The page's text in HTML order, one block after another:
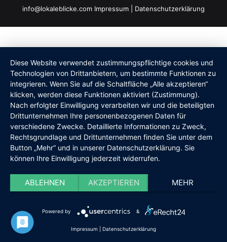
info@lokaleblicke.com Impressum Datenschutzerklärung
Diese Website verwendet zustimmungspflichtige cookies und
Technologien von Drittanbietern, um bestimmte Funktionen zu
integrieren. Wenn Sie auf die Schaltfläche „Alle akzeptieren“
klicken, werden diese Funktionen aktiviert (Zustimmung).
Nach erfolgter Einwilligung verarbeiten wir und die beteiligten
Drittunternehmen Ihre personenbezogenen Daten für
verschiedene Zwecke. Detaillierte Informationen zu Zweck,
Rechtsgrundlage und Drittunternehmen finden Sie unter dem
Button „Mehr“ und in unserer Datenschutzerklärung. Sie
können Ihre Einwilligung jederzeit widerrufen.
ABLEHNEN AKZEPTIEREN MEHR
Powered by &
Impressum Datenschutzerklärung